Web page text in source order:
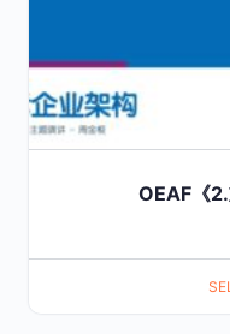
OEAF《2.
product
page